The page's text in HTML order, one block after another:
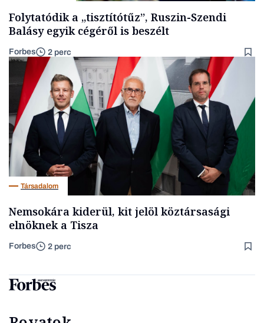
Folytatódik a „tisztítótűz”, Ruszin-Szendi
Balásy egyik cégéről is beszélt
Forbes 2 perc
Társadalom
Nemsokára kiderül, kit jelöl köztársasági
elnöknek a Tisza
Forbes 2 perc